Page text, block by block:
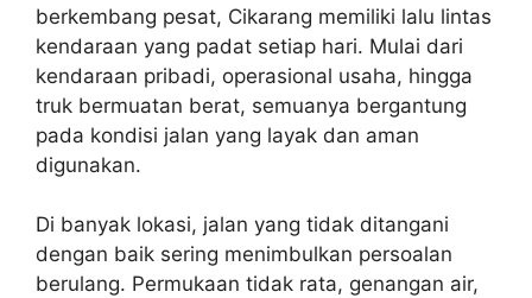
berkembang pesat, Cikarang memiliki lalu lintas
kendaraan yang padat setiap hari. Mulai dari
kendaraan pribadi, operasional usaha, hingga
truk bermuatan berat, semuanya bergantung
pada kondisi jalan yang layak dan aman
digunakan.
Di banyak lokasi, jalan yang tidak ditangani
dengan baik sering menimbulkan persoalan
berulang. Permukaan tidak rata, genangan air,